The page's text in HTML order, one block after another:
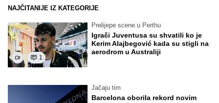
NAJČITANIJE IZ KATEGORIJE
1
Prelijepe scene u Perthu
Igrači Juventusa su shvatili ko je
Kerim Alajbegović kada su stigli na
aerodrom u Australiji
Jačaju tim
Barcelona oborila rekord novim